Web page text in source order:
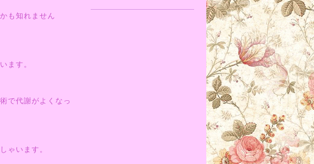
も知れません
ます。
で代謝がよくなっ
ゃいます。